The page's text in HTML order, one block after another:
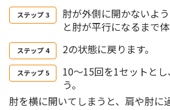
肘が外側に開かないよ
と肘が平行になるまで体
2の状態に戻ります。
10〜15回を1セットと
う。
肘を横に開いてしまうと、肩や肘に